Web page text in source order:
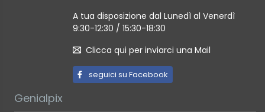
A tua disposizione dal Lunedì al Venerdì
9:30-12:30 / 15:30-18:30
Clicca qui per inviarci una Mail
seguici su Facebook
Genialpix